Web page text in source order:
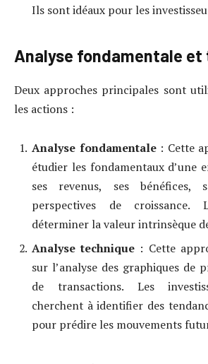
Ils sont idéaux pour les
Analyse fondamentale et
Deux approches principales sont
les actions :
Analyse fondamentale: Cette
étudier les fondamentaux d’une
ses revenus, ses
perspectives de croissance.
déterminer la valeur intrinsèque
Analyse technique : Cette
sur l’analyse des graphiques de
de transactions. Les
cherchent à identifier des
pour prédire les mouvements